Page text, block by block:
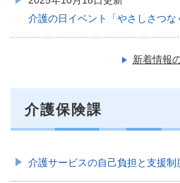
介護の日イベント「やさしさつ
新着情報
介護保険課
介護サービスの自己負担と支援制